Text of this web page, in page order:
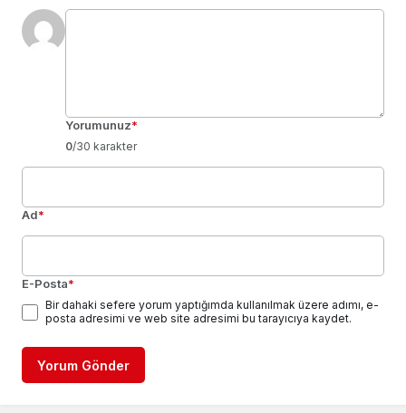
Yorumunuz*
0/30 karakter
Ad*
E-Posta*
Bir dahaki sefere yorum yaptığımda kullanılmak üzere adımı, e-
posta adresimi ve web site adresimi bu tarayıcıya kaydet.
Yorum Gönder